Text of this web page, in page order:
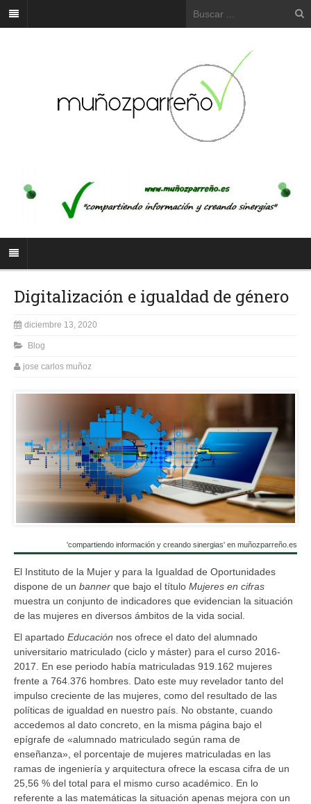
Digitalización e igualdad de género
diciembre 13, 2020
Blog
jose carlos muñoz
'compartiendo información y creando sinergias' en muñozparreño.es
El Instituto de la Mujer y para la Igualdad de Oportunidades
dispone de un banner que bajo el título Mujeres en cifras
muestra un conjunto de indicadores que evidencian la situación
de las mujeres en diversos ámbitos de la vida social.
El apartado Educación nos ofrece el dato del alumnado
universitario matriculado (ciclo y máster) para el curso 2016-
2017. En ese periodo había matriculadas 919.162 mujeres
frente a 764.376 hombres. Dato este muy revelador tanto del
impulso creciente de las mujeres, como del resultado de las
políticas de igualdad en nuestro país. No obstante, cuando
accedemos al dato concreto, en la misma página bajo el
epígrafe de «alumnado matriculado según rama de
enseñanza», el porcentaje de mujeres matriculadas en las
ramas de ingeniería y arquitectura ofrece la escasa cifra de un
25,56 % del total para el mismo curso académico. En lo
referente a las matemáticas la situación apenas mejora con un